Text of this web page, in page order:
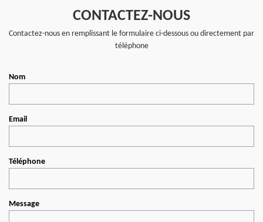
CONTACTEZ-NOUS
Contactez-nous en remplissant le formulaire ci-dessous ou directement par
téléphone
Nom
Email
Téléphone
Message